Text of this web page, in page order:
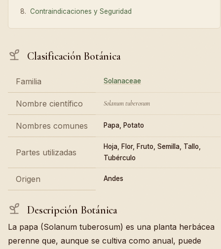
Contraindicaciones y Seguridad
Clasificación Botánica
Familia Solanaceae
Nombre científico Solanum tuberosum
Nombres comunes Papa, Potato
Partes utilizadas
Hoja, Flor, Fruto, Semilla, Tallo,
Tubérculo
Origen Andes
Descripción Botánica
La papa (Solanum tuberosum) es una planta herbácea
perenne que, aunque se cultiva como anual, puede